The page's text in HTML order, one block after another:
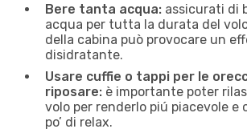
Bere tanta acqua: assicurati di
acqua per tutta la durata del
della cabina può provocare un
disidratante.
Usare cuffie o tappi per le
riposare: è importante poter
volo per renderlo piú piacevole e
po’ di relax.